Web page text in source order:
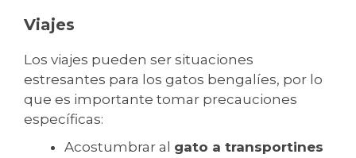
Viajes
Los viajes pueden ser situaciones
estresantes para los gatos bengalíes, por lo
que es importante tomar precauciones
específicas:
Acostumbrar al gato a transportines